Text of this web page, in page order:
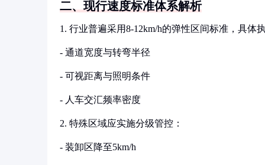
二、现行速度标准体系解析
1. 行业普遍采用8-12km/h的弹性区间标准，具体
- 通道宽度与转弯半径
- 可视距离与照明条件
- 人车交汇频率密度
2. 特殊区域应实施分级管控：
- 装卸区降至5km/h